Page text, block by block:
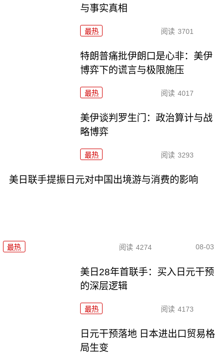
与事实真相
最热 阅读 3701
特朗普痛批伊朗口是心非：美伊
博弈下的谎言与极限施压
最热 阅读 4017
美伊谈判罗生门：政治算计与战
略博弈
最热 阅读 3293
美日联手提振日元对中国出境游与消费的影响
最热 阅读 4274 08-03
美日28年首联手：买入日元干预
的深层逻辑
最热 阅读 4173
日元干预落地 日本进出口贸易格
局生变